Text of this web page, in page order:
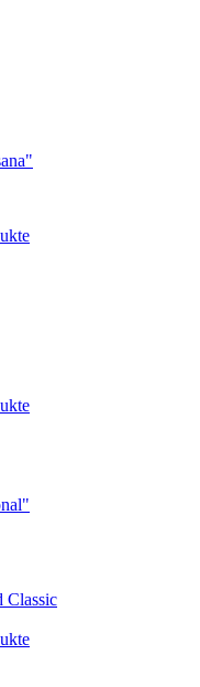
Classic